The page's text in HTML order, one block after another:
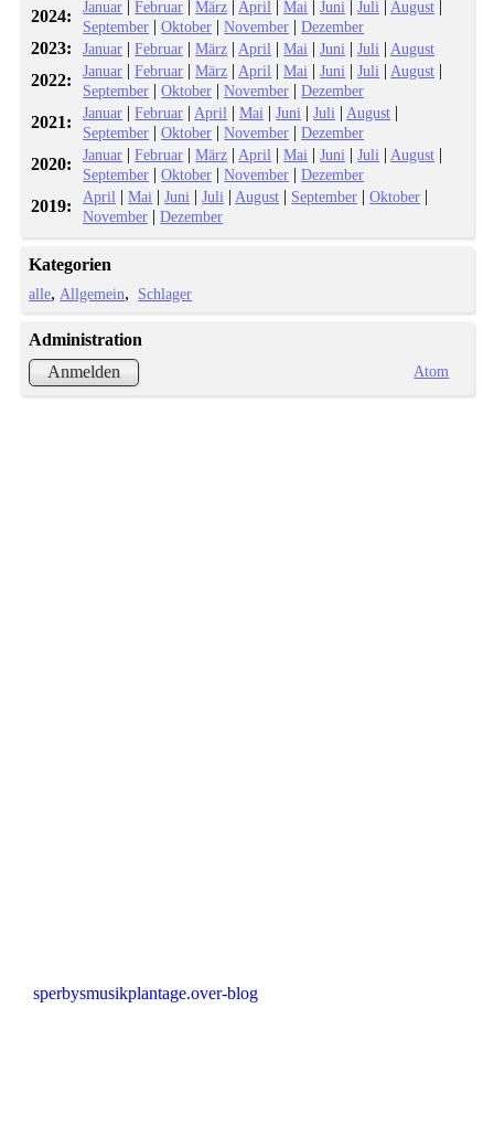
2024: Januar |Februar |März | April |Mai |Juni |Juli | August |
September |Oktober |November |Dezember
2023: Januar |Februar |März | April |Mai |Juni |Juli | August
2022: Januar |Februar |März | April |Mai |Juni |Juli | August |
September |Oktober |November |Dezember
2021: Januar |Februar | April |Mai |Juni |Juli | August |
September |Oktober |November |Dezember
2020: Januar |Februar |März | April |Mai |Juni |Juli | August |
September |Oktober |November |Dezember
2019: April |Mai |Juni |Juli | August | September |Oktober |
November |Dezember
Kategorien
alle Allgemein Schlager
Administration
Anmelden
Atom
sperbysmusikplantage.over-blog